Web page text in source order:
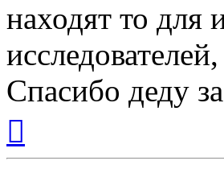
находят то для
Спасибо деду
началу